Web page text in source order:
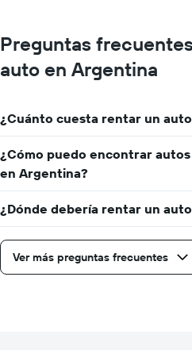
Preguntas
auto en Argentina
¿Cuánto cuesta rentar un
¿Cómo puedo encontrar
en Argentina?
¿Dónde debería rentar un
Ver más preguntas frecuentes